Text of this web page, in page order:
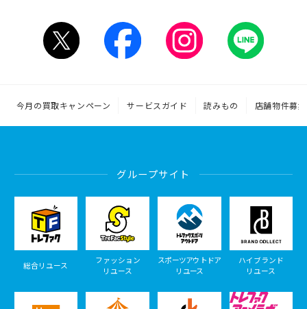
今月の買取キャンペーン サービスガイド 読みもの 店舗物件募集
グループサイト
総合リユース
ファッション
リユース
スポーツアウトドア
リユース
ハイブランド
リユース